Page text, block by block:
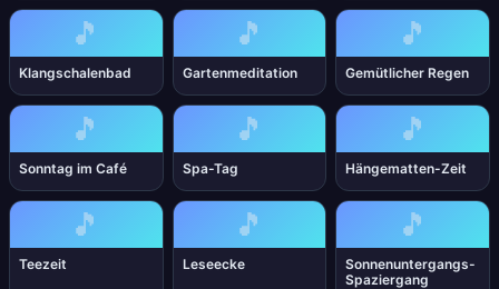
🎵
Klangschalenbad
🎵
Gartenmeditation
🎵
Gemütlicher Regen
🎵
Sonntag im Café
🎵
Spa-Tag
🎵
Hängematten-Zeit
🎵
Teezeit
🎵
Leseecke
🎵
Sonnenuntergangs-
Spaziergang